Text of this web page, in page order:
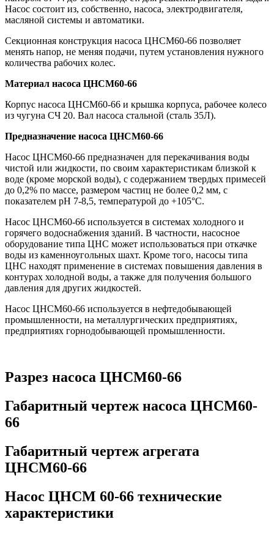
Насос состоит из, собственно, насоса, электродвигателя,
масляной системы и автоматики.
Секционная конструкция насоса ЦНСМ60-66 позволяет
менять напор, не меняя подачи, путем установления нужного
количества рабочих колес.
Материал насоса ЦНСМ60-66
Корпус насоса ЦНСМ60-66 и крышка корпуса, рабочее колесо
из чугуна СЧ 20. Вал насоса стальной (сталь 35Л).
Предназначение насоса ЦНСМ60-66
Насос ЦНСМ60-66 предназначен для перекачивания воды
чистой или жидкости, по своим характеристикам близкой к
воде (кроме морской воды), с содержанием твердых примесей
до 0,2% по массе, размером частиц не более 0,2 мм, с
показателем рН 7-8,5, температурой до +105°С.
Насос ЦНСМ60-66 используется в системах холодного и
горячего водоснабжения зданий. В частности, насосное
оборудование типа ЦНС может использоваться при откачке
воды из каменноугольных шахт. Кроме того, насосы типа
ЦНС находят применение в системах повышения давления в
контурах холодной воды, а также для получения большого
давления для других жидкостей.
Насос ЦНСМ60-66 используется в нефтедобывающей
промышленности, на металлургических предприятиях,
предприятиях горнодобывающей промышленности.
Разрез насоса ЦНСМ60-66
Габаритный чертеж насоса ЦНСМ60-
66
Габаритный чертеж агрегата
ЦНСМ60-66
Насос ЦНСМ 60-66 технические
характеристики